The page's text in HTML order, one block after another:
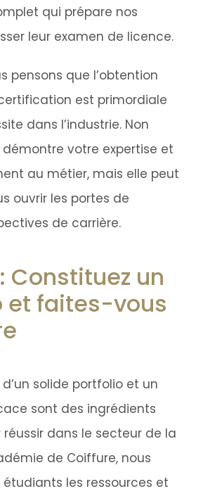
qui prépare nos
leur examen de licence.
pensons que l’obtention
est primordiale
dans l’industrie. Non
votre expertise et
au métier, mais elle peut
ouvrir les portes de
de carrière.
Constituez un
et faites-vous
solide portfolio et un
sont des ingrédients
réussir dans le secteur de la
de Coiffure, nous
les ressources et